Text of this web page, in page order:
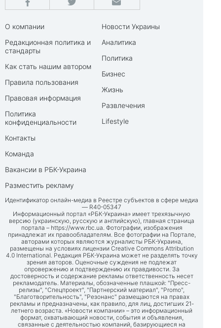
О компании
Редакционная политика и
стандарты
Как стать нашим автором
Правила пользования
Правовая информация
Политика
конфиденциальности
Контакты
Команда
Вакансии в РБК-Украина
Разместить рекламу
Новости Украины
Аналитика
Политика
Бизнес
Жизнь
Развлечения
Lifestyle
Идентификатор онлайн-медиа в Реестре субъектов в сфере медиа
— R40-05347
Информационный портал «РБК-Украина» имеет трехязычную
версию (украинскую, русскую и английскую), главная страница
портала – https://www.rbc.ua . Фотографии, изображения
принадлежат их правообладателям. Все фотографии на Портале,
авторами которых являются журналисты РБК-Украина,
размещены на условиях лицензии Creative Commons Attribution
4.0 International. Редакция РБК-Украина может не разделять точку
зрения авторов. Оценочные суждения не подлежат
опровержению и подтверждению их правдивости. За
достоверность и содержание рекламы ответственность несет
рекламодатель. Материалы, обозначенные плашкой: "Пресс-
релизы", "Спецпроект", "Партнерский материал", "Promo",
"Благотворительность", "Резонанс" размещаются на правах
рекламы и предназначены, как правило, для лиц, достигших 21-
летнего возраста. «Новости компании» – это информационный
формат, охватывающий новости, события и объявления,
связанные с деятельностью компаний, базирующиеся на